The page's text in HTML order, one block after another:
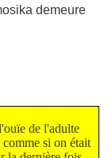
demeure
de l'adulte
si on était